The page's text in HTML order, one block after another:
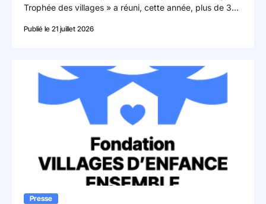
Trophée des villages » a réuni, cette année, plus de 300
Publié le 21 juillet 2026
Presse